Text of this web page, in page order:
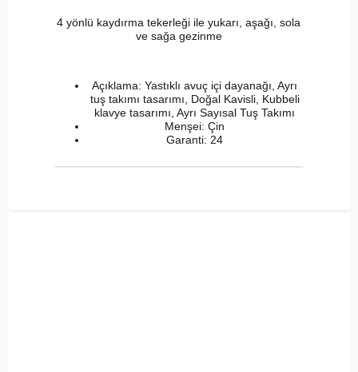
4 yönlü kaydırma tekerleği ile yukarı, aşağı, sola
ve sağa gezinme
Açıklama: Yastıklı avuç içi dayanağı, Ayrı
tuş takımı tasarımı, Doğal Kavisli, Kubbeli
klavye tasarımı, Ayrı Sayısal Tuş Takımı
Menşei: Çin
Garanti: 24